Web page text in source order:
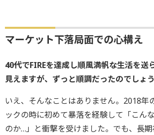
マーケット下落局面での心構え
――40代でFIREを達成し順風満帆な生活を
見えますが、ずっと順調だったのでしょう
いえ、そんなことはありません。2018年
ックの時に初めて暴落を経験して「こん
のか…」と衝撃を受けました。でも、長